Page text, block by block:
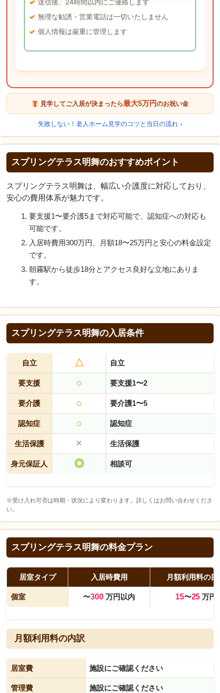
送信後、24時間以内にご連絡します
無理な勧誘・営業電話は一切いたしません
個人情報は厳重に管理します
見学してご入居が決まったら最大5万円のお祝い金
失敗しない！老人ホーム見学のコツと当日の流れ ›
スプリングテラス明舞のおすすめポイント
スプリングテラス明舞は、幅広い介護度に対応しており、
安心の費用体系が魅力です。
要支援1〜要介護5まで対応可能で、認知症への対応も
可能です。
入居時費用300万円、月額18〜25万円と安心の料金設定
です。
朝霧駅から徒歩18分とアクセス良好な立地にありま
す。
スプリングテラス明舞の入居条件
自立 △ 自立
要支援 ○ 要支援1〜2
要介護 ○ 要介護1〜5
認知症 ○ 認知症
生活保護 × 生活保護
身元保証人 ◎ 相談可
※受け入れ可否は時期・状況により変わります。詳しくはお問い合わせくださ
い。
スプリングテラス明舞の料金プラン
居室タイプ 入居時費用 月額利用料の目
個室 〜300万円以内 15〜25万円
月額利用料の内訳
居室費 施設にご確認ください
管理費 施設にご確認ください